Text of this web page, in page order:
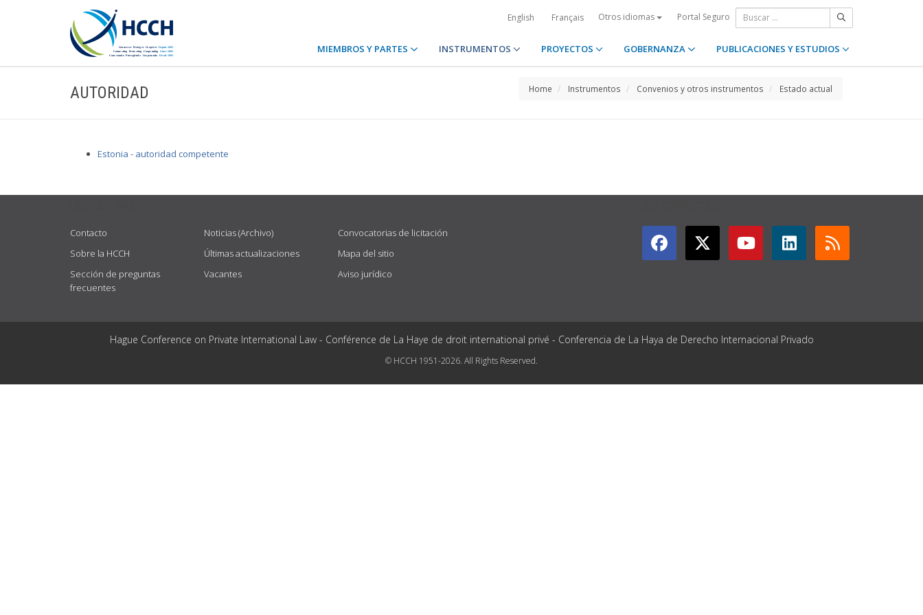
English Français Otros idiomas Portal Seguro
MIEMBROS Y PARTES INSTRUMENTOS PROYECTOS GOBERNANZA PUBLICACIONES Y ESTUDIOS
AUTORIDAD Home Instrumentos Convenios y otros instrumentos Estado actual
Estonia - autoridad competente
Contacto
Sobre la HCCH
Sección de preguntas
frecuentes
Noticias (Archivo)
Últimas actualizaciones
Vacantes
Convocatorias de licitación
Mapa del sitio
Aviso jurídico
Hague Conference on Private International Law - Conférence de La Haye de droit international privé - Conferencia de La Haya de Derecho Internacional Privado
© HCCH 1951-2026. All Rights Reserved.